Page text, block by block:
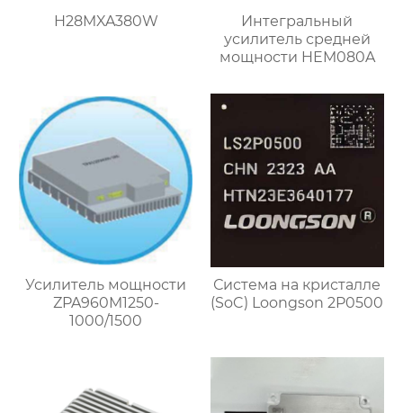
H28MXA380W
Интегральный
усилитель средней
мощности HEM080A
Усилитель мощности
ZPA960M1250-
1000/1500
Система на кристалле
(SoC) Loongson 2P0500